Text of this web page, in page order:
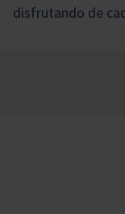
disfrutando de